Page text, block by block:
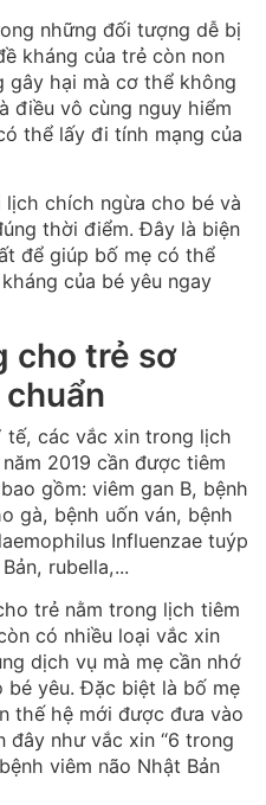
những đối tượng dễ bị
kháng của trẻ còn non
gây hại mà cơ thể không
điều vô cùng nguy hiểm
thể lấy đi tính mạng của
chích ngừa cho bé và
thời điểm. Đây là biện
để giúp bố mẹ có thể
của bé yêu ngay
cho trẻ sơ
tế, các vắc xin trong lịch
2019 cần được tiêm
gồm: viêm gan B, bệnh
gà, bệnh uốn ván, bệnh
Influenzae tuýp
rubella,...
trẻ nằm trong lịch tiêm
có nhiều loại vắc xin
dịch vụ mà mẹ cần nhớ
yêu. Đặc biệt là bố mẹ
thế hệ mới được đưa vào
đây như vắc xin “6 trong
viêm não Nhật Bản